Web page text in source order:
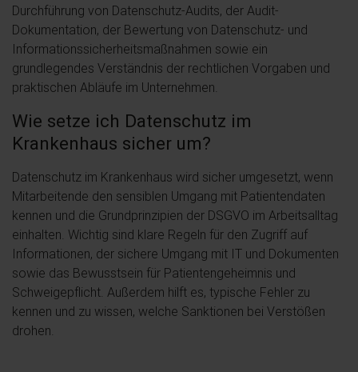
Durchführung von Datenschutz-Audits, der Audit-
Dokumentation, der Bewertung von Datenschutz- und
Informationssicherheitsmaßnahmen sowie ein
grundlegendes Verständnis der rechtlichen Vorgaben und
praktischen Abläufe im Unternehmen.
Wie setze ich Datenschutz im
Krankenhaus sicher um?
Datenschutz im Krankenhaus wird sicher umgesetzt, wenn
Mitarbeitende den sensiblen Umgang mit Patientendaten
kennen und die Grundprinzipien der DSGVO im Arbeitsalltag
einhalten. Wichtig sind klare Regeln für den Zugriff auf
Informationen, der sichere Umgang mit IT und Dokumenten
sowie das Bewusstsein für Patientengeheimnis und
Schweigepflicht. Außerdem hilft es, typische Fehler zu
kennen und zu wissen, welche Sanktionen bei Verstößen
drohen.